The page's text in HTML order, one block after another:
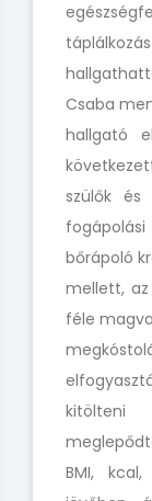
Csaba
hallgató
szülők
bőrápoló
mellett,
féle
kitölteni
BMI,